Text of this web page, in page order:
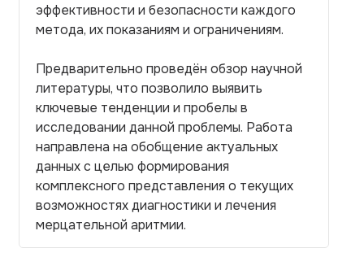
эффективности и безопасности каждого
метода, их показаниям и ограничениям.
Предварительно проведён обзор научной
литературы, что позволило выявить
ключевые тенденции и пробелы в
исследовании данной проблемы. Работа
направлена на обобщение актуальных
данных с целью формирования
комплексного представления о текущих
возможностях диагностики и лечения
мерцательной аритмии.